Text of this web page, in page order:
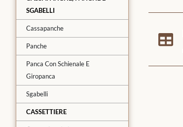
SGABELLI
Cassapanche
Panche
Panca Con Schienale E
Giropanca
Sgabelli
CASSETTIERE